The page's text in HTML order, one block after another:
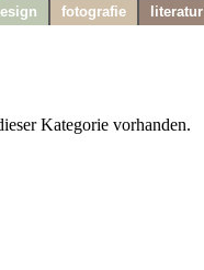
fotografie literatur
Kategorie vorhanden.